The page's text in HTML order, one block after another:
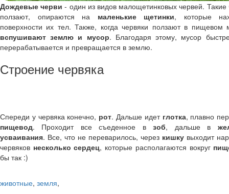
Дождевые черви- один из видов малощетинковых червей. Такие
ползают, опираются на маленькие щетинки, которые
поверхности их тел. Также, когда червяки ползают в пищевом
вспушивают землю и мусор. Благодаря этому, мусор
перерабатывается и превращается в землю.
Строение червяка
Спереди у червяка конечно, рот. Дальше идет глотка, плавно
пищевод. Проходит все съеденное взоб, дальше в
усваивания. Все, что не переварилось, через кишку выходит
червяков несколько сердец, которые располагаются вокруг
бы так :)
животные, земля,